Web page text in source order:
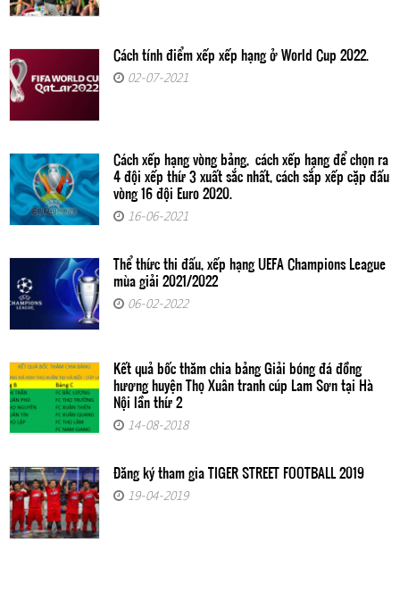
Cách tính điểm xếp xếp hạng ở World Cup 2022.
02-07-2021
Cách xếp hạng vòng bảng, cách xếp hạng để chọn ra
4 đội xếp thứ 3 xuất sắc nhất, cách sắp xếp cặp đấu
vòng 16 đội Euro 2020.
16-06-2021
Thể thức thi đấu, xếp hạng UEFA Champions League
mùa giải 2021/2022
06-02-2022
Kết quả bốc thăm chia bảng Giải bóng đá đồng
hương huyện Thọ Xuân tranh cúp Lam Sơn tại Hà
Nội lần thứ 2
14-08-2018
Đăng ký tham gia TIGER STREET FOOTBALL 2019
19-04-2019